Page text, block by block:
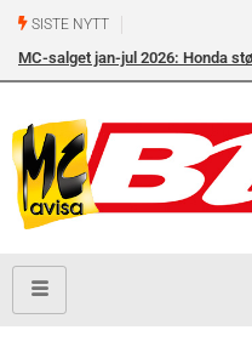
SISTE NYTT
MC-salget jan-jul 2026: Honda